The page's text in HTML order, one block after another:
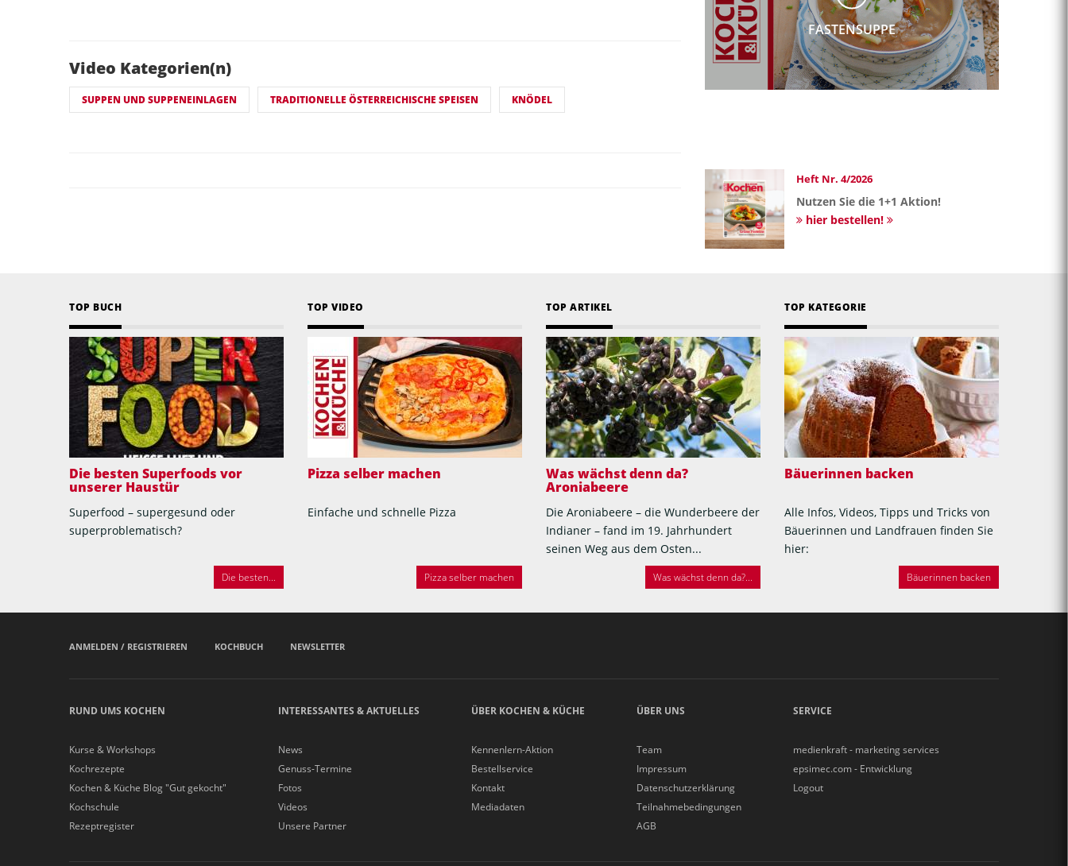
Video Kategorien(n)
SUPPEN UND SUPPENEINLAGEN TRADITIONELLE ÖSTERREICHISCHE SPEISEN KNÖDEL
FASTENSUPPE
Heft Nr. 4/2026
Nutzen Sie die 1+1 Aktion!
hier bestellen!
TOP BUCH
Die besten Superfoods vor
unserer Haustür
Superfood – supergesund oder
superproblematisch?
Die besten...
TOP VIDEO
Pizza selber machen
Einfache und schnelle Pizza
Pizza selber machen
TOP ARTIKEL
Was wächst denn da?
Aroniabeere
Die Aroniabeere – die Wunderbeere der
Indianer – fand im 19. Jahrhundert
seinen Weg aus dem Osten...
Was wächst denn da?...
TOP KATEGORIE
Bäuerinnen backen
Alle Infos, Videos, Tipps und Tricks von
Bäuerinnen und Landfrauen finden Sie
hier:
Bäuerinnen backen
ANMELDEN / REGISTRIEREN KOCHBUCH NEWSLETTER
RUND UMS KOCHEN
Kurse & Workshops
Kochrezepte
Kochen & Küche Blog "Gut gekocht"
Kochschule
Rezeptregister
INTERESSANTES & AKTUELLES
News
Genuss-Termine
Fotos
Videos
Unsere Partner
ÜBER KOCHEN & KÜCHE
Kennenlern-Aktion
Bestellservice
Kontakt
Mediadaten
ÜBER UNS
Team
Impressum
Datenschutzerklärung
Teilnahmebedingungen
AGB
SERVICE
medienkraft - marketing services
epsimec.com - Entwicklung
Logout